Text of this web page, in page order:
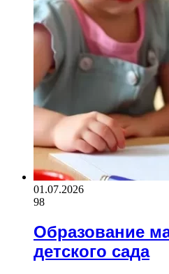
01.07.2026
98
Образование
детского сада